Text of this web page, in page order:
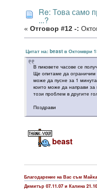
Re: Това само
...?
« Отговор #12 -:
Цитат на: beast в Октомври
В пиковете часове се
Ще опитаме да ограничим
може да пусне за 1
които може да направи
този проблем в другите
Поздрави
beast
Благодарение на Вас съм Майка
Димитър 07.11.07 и Калина